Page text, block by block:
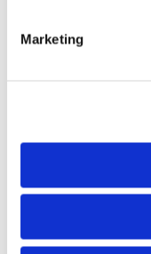
Marketing